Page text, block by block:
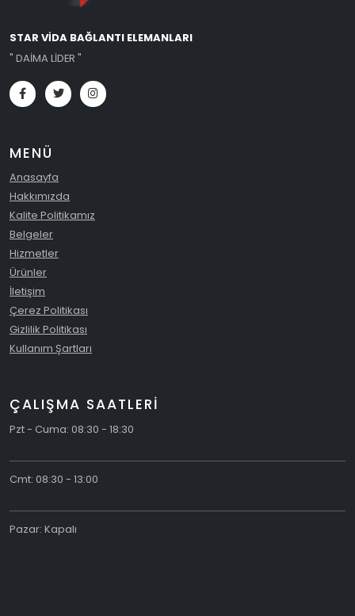
STAR VİDA BAĞLANTI ELEMANLARI
" DAİMA LİDER "
MENÜ
Anasayfa
Hakkımızda
Kalite Politikamız
Belgeler
Hizmetler
Ürünler
İletişim
Çerez Politikası
Gizlilik Politikası
Kullanım Şartları
ÇALIŞMA SAATLERİ
Pzt - Cuma: 08:30 - 18:30
Cmt: 08:30 - 13:00
Pazar: Kapalı